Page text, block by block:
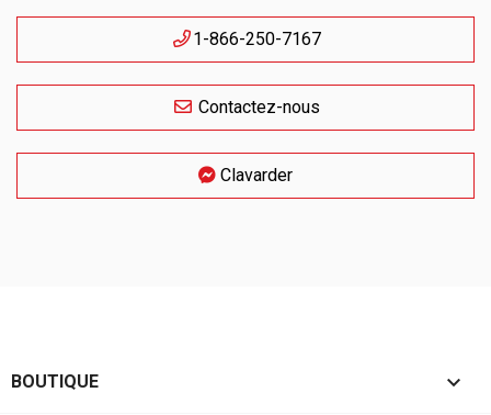
1-866-250-7167
Contactez-nous
Clavarder
BOUTIQUE 